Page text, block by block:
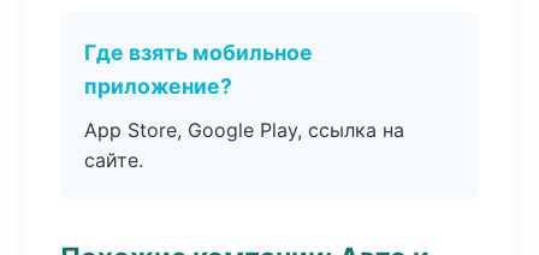
Где взять мобильное
приложение?
App Store, Google Play, ссылка на
сайте.